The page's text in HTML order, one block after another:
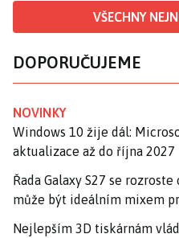
VŠECHNY
DOPORUČUJEME
NOVINKY
Windows 10 žije dál:
aktualizace až do října 2027
Řada Galaxy S27 se
může být ideálním mixem
Nejlepším 3D tiskárnám